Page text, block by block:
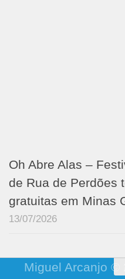
Oh Abre Alas –
de Rua de Perdões
gratuitas em Minas
13/07/2026
Miguel Arcanjo ©